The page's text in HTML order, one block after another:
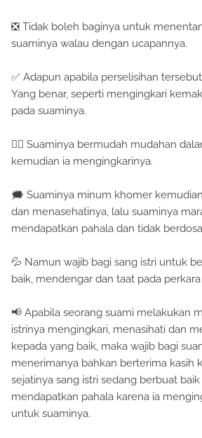
❎ Tidak boleh baginya untuk
suaminya walau dengan ucapannya.
✅ Adapun apabila perselisihan
Yang benar, seperti mengingkari
pada suaminya.
👉🏻 Suaminya bermudah mudahan
kemudian ia mengingkarinya.
🗯 Suaminya minum khomer
dan menasehatinya, lalu suaminya
mendapatkan pahala dan tidak
💦 Namun wajib bagi sang istri untuk
baik, mendengar dan taat pada
📢 Apabila seorang suami melakukan
istrinya mengingkari, menasihati dan
kepada yang baik, maka wajib bagi
menerimanya bahkan berterima kasih
sejatinya sang istri sedang berbuat
mendapatkan pahala karena ia
untuk suaminya.